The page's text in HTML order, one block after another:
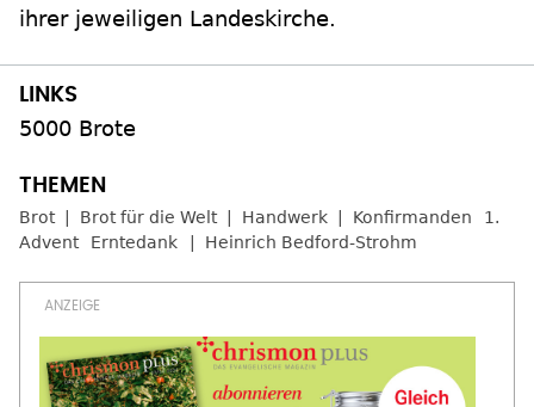
ihrer jeweiligen Landeskirche.
5000 Brote
Brot Brot für die Welt Handwerk Konfirmanden
1.
Advent
Erntedank Heinrich Bedford-Strohm